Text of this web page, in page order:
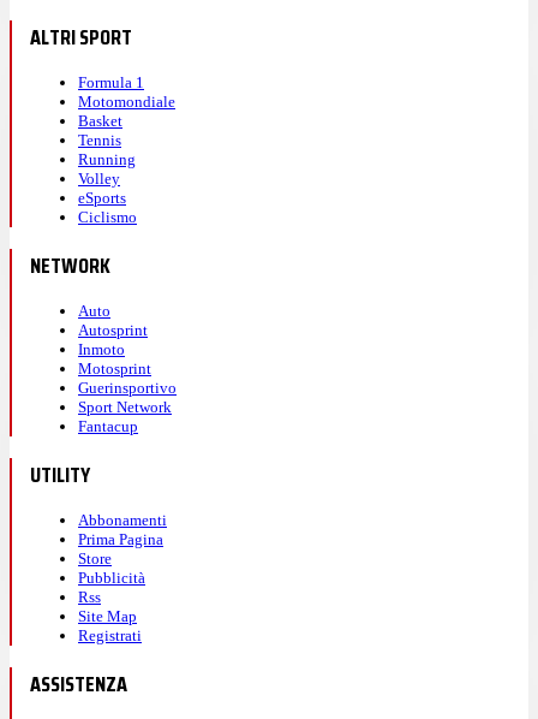
ALTRI SPORT
Formula 1
Motomondiale
Basket
Tennis
Running
Volley
eSports
Ciclismo
NETWORK
Auto
Autosprint
Inmoto
Motosprint
Guerinsportivo
Sport Network
Fantacup
UTILITY
Abbonamenti
Prima Pagina
Store
Pubblicità
Rss
Site Map
Registrati
ASSISTENZA